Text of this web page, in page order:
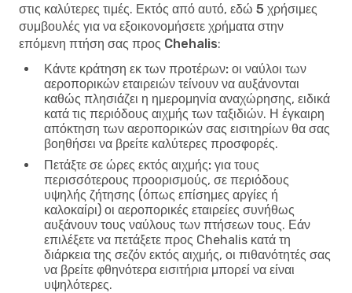
στις καλύτερες τιμές. Εκτός από αυτό, εδώ 5 χρήσιμες
συμβουλές για να εξοικονομήσετε χρήματα στην
επόμενη πτήση σας προς Chehalis:
Κάντε κράτηση εκ των προτέρων: οι ναύλοι των
αεροπορικών εταιρειών τείνουν να αυξάνονται
καθώς πλησιάζει η ημερομηνία αναχώρησης, ειδικά
κατά τις περιόδους αιχμής των ταξιδιών. Η έγκαιρη
απόκτηση των αεροπορικών σας εισιτηρίων θα σας
βοηθήσει να βρείτε καλύτερες προσφορές.
Πετάξτε σε ώρες εκτός αιχμής: για τους
περισσότερους προορισμούς, σε περιόδους
υψηλής ζήτησης (όπως επίσημες αργίες ή
καλοκαίρι) οι αεροπορικές εταιρείες συνήθως
αυξάνουν τους ναύλους των πτήσεων τους. Εάν
επιλέξετε να πετάξετε προς Chehalis κατά τη
διάρκεια της σεζόν εκτός αιχμής, οι πιθανότητές σας
να βρείτε φθηνότερα εισιτήρια μπορεί να είναι
υψηλότερες.